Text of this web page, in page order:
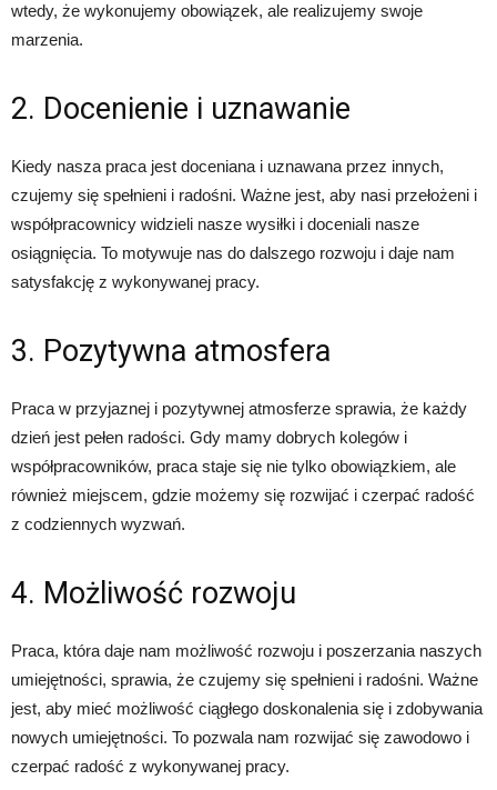
wtedy, że wykonujemy obowiązek, ale realizujemy swoje
marzenia.
2. Docenienie i uznawanie
Kiedy nasza praca jest doceniana i uznawana przez innych,
czujemy się spełnieni i radośni. Ważne jest, aby nasi przełożeni i
współpracownicy widzieli nasze wysiłki i doceniali nasze
osiągnięcia. To motywuje nas do dalszego rozwoju i daje nam
satysfakcję z wykonywanej pracy.
3. Pozytywna atmosfera
Praca w przyjaznej i pozytywnej atmosferze sprawia, że każdy
dzień jest pełen radości. Gdy mamy dobrych kolegów i
współpracowników, praca staje się nie tylko obowiązkiem, ale
również miejscem, gdzie możemy się rozwijać i czerpać radość
z codziennych wyzwań.
4. Możliwość rozwoju
Praca, która daje nam możliwość rozwoju i poszerzania naszych
umiejętności, sprawia, że czujemy się spełnieni i radośni. Ważne
jest, aby mieć możliwość ciągłego doskonalenia się i zdobywania
nowych umiejętności. To pozwala nam rozwijać się zawodowo i
czerpać radość z wykonywanej pracy.